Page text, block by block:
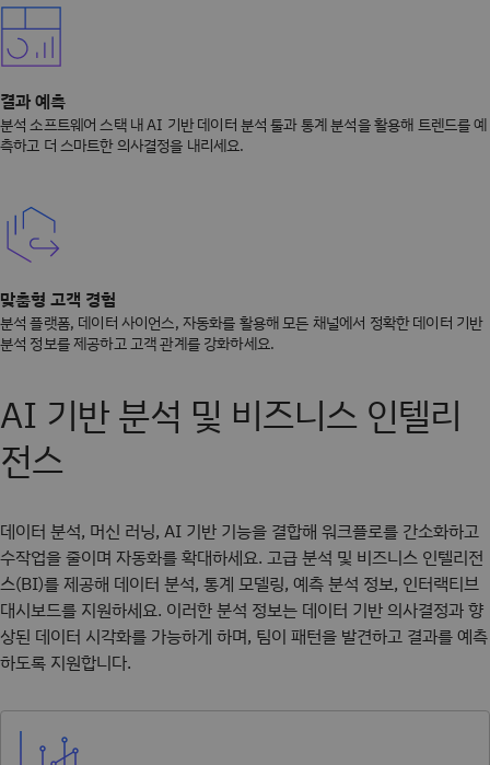
결과 예측
분석 소프트웨어 스택 내 AI 기반 데이터 분석 툴과 통계 분석을 활용해 트렌드를 예
측하고 더 스마트한 의사결정을 내리세요.
맞춤형 고객 경험
분석 플랫폼, 데이터 사이언스, 자동화를 활용해 모든 채널에서 정확한 데이터 기반
분석 정보를 제공하고 고객 관계를 강화하세요.
AI 기반 분석 및 비즈니스 인텔리
전스
데이터 분석, 머신 러닝, AI 기반 기능을 결합해 워크플로를 간소화하고
수작업을 줄이며 자동화를 확대하세요. 고급 분석 및 비즈니스 인텔리전
스(BI)를 제공해 데이터 분석, 통계 모델링, 예측 분석 정보, 인터랙티브
대시보드를 지원하세요. 이러한 분석 정보는 데이터 기반 의사결정과 향
상된 데이터 시각화를 가능하게 하며, 팀이 패턴을 발견하고 결과를 예측
하도록 지원합니다.